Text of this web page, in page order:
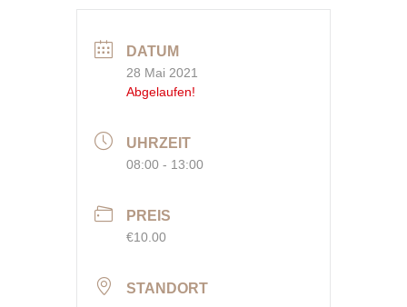
DATUM
28 Mai 2021
Abgelaufen!
UHRZEIT
08:00 - 13:00
PREIS
€10.00
STANDORT